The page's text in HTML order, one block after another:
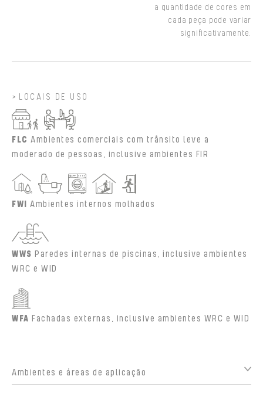
a quantidade de cores em
cada peça pode variar
significativamente.
LOCAIS DE USO
FLC Ambientes comerciais com trânsito leve a
moderado de pessoas, inclusive ambientes FIR
FWI Ambientes internos molhados
WWS Paredes internas de piscinas, inclusive ambientes
WRC e WID
WFA Fachadas externas, inclusive ambientes WRC e WID
Ambientes e áreas de aplicação